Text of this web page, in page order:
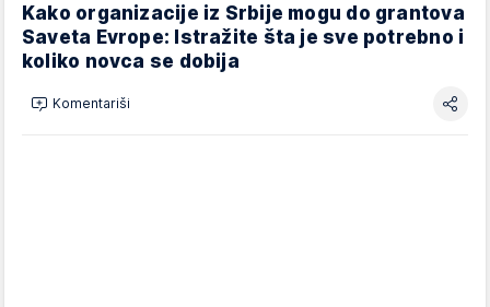
Kako organizacije iz Srbije mogu do grantova
Saveta Evrope: Istražite šta je sve potrebno i
koliko novca se dobija
Komentariši